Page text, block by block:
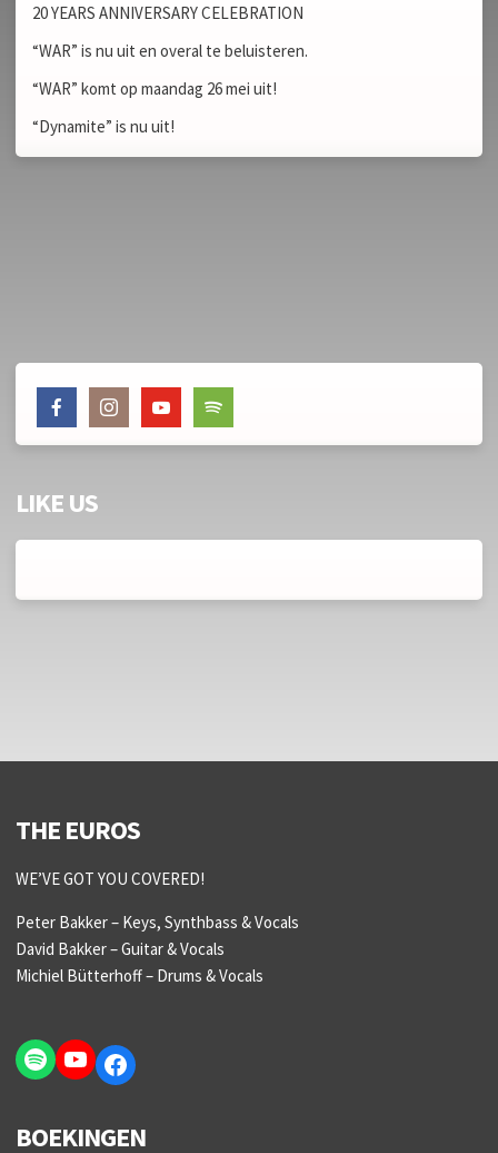
20 YEARS ANNIVERSARY CELEBRATION
“WAR” is nu uit en overal te beluisteren.
“WAR” komt op maandag 26 mei uit!
“Dynamite” is nu uit!
LIKE US
THE EUROS
WE’VE GOT YOU COVERED!
Peter Bakker – Keys, Synthbass & Vocals
David Bakker – Guitar & Vocals
Michiel Bütterhoff – Drums & Vocals
SpotifyYouTubeFacebook
BOEKINGEN